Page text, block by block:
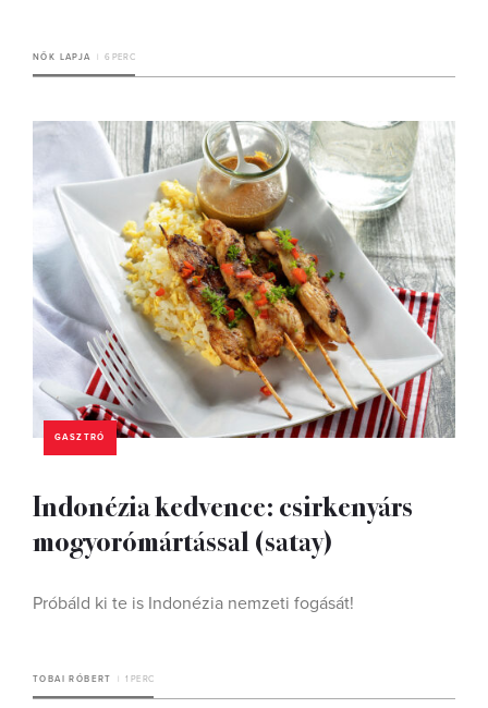
NŐK LAPJA 6 PERC
GASZTRÓ
Indonézia kedvence: csirkenyárs
mogyorómártással (satay)
Próbáld ki te is Indonézia nemzeti fogását!
TOBAI RÓBERT 1 PERC